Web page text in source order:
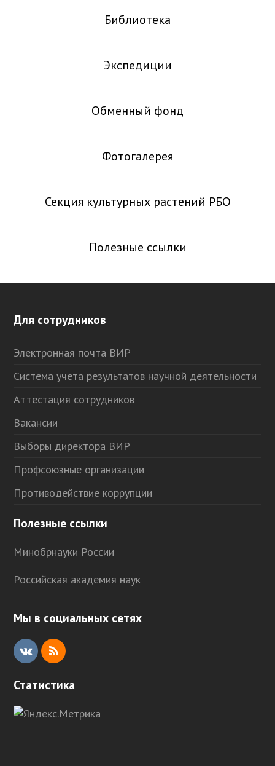
Библиотека
Экспедиции
Обменный фонд
Фотогалерея
Секция культурных растений РБО
Полезные ссылки
Для сотрудников
Электронная почта ВИР
Система учета результатов научной деятельности
Аттестация сотрудников
Вакансии
Выборы директора ВИР
Профсоюзные организации
Противодействие коррупции
Полезные ссылки
Минобрнауки России
Российская академия наук
Мы в социальных сетях
V
R
Статистика